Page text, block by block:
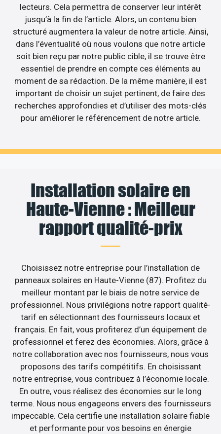
lecteurs. Cela permettra de conserver leur intérêt
jusqu’à la fin de l’article. Alors, un contenu bien
structuré augmentera la valeur de notre article. Ainsi,
dans l’éventualité où nous voulons que notre article
soit bien reçu par notre public cible, il se trouve être
essentiel de prendre en compte ces éléments au
moment de sa rédaction. De la même manière, il est
important de choisir un sujet pertinent, de faire des
recherches approfondies et d’utiliser des mots-clés
pour améliorer le référencement de notre article.
Installation solaire en
Haute-Vienne : Meilleur
rapport qualité-prix
Choisissez notre entreprise pour l’installation de
panneaux solaires en Haute-Vienne (87). Profitez du
meilleur montant par le biais de notre service de
professionnel. Nous privilégions notre rapport qualité-
tarif en sélectionnant des fournisseurs locaux et
français. En fait, vous profiterez d’un équipement de
professionnel et ferez des économies. Alors, grâce à
notre collaboration avec nos fournisseurs, nous vous
proposons des tarifs compétitifs. En choisissant
notre entreprise, vous contribuez à l’économie locale.
En outre, vous réalisez des économies sur le long
terme. Nous nous engageons envers des fournisseurs
impeccable. Cela certifie une installation solaire fiable
et performante pour vos besoins en énergie